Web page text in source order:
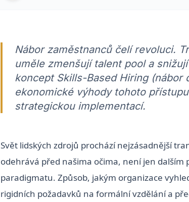
Nábor zaměstnanců čelí revoluci.
uměle zmenšují talent pool a
koncept Skills-Based Hiring (nábor
ekonomické výhody tohoto
strategickou implementací.
Svět lidských zdrojů prochází nejzásadnější
odehrává před našima očima, není jen
paradigmatu. Způsob, jakým organizace
rigidních požadavků na formální vzdělání a